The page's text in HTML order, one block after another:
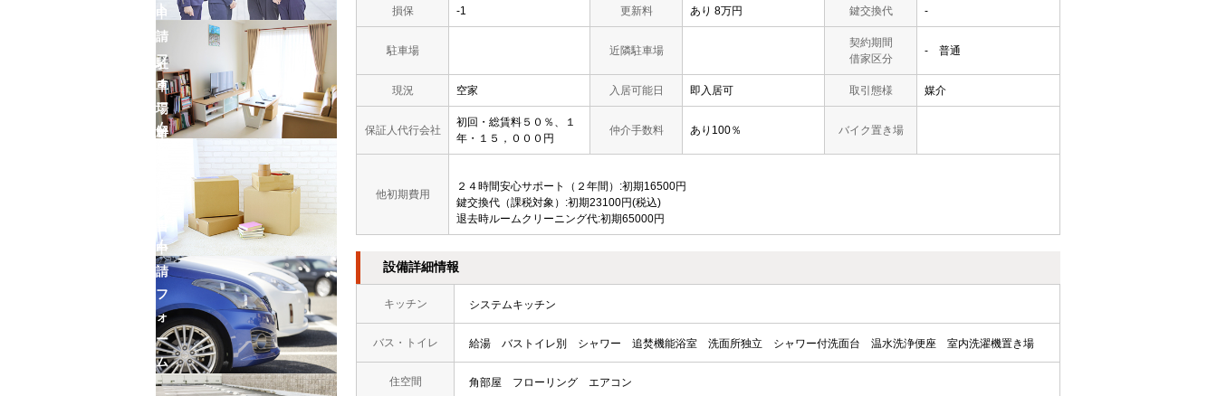
損保 -1 更新料 あり 8万円 鍵交換代 -
駐車場 近隣駐車場
契約期間
借家区分
- 普通
現況 空家 入居可能日 即入居可 取引態様 媒介
保証人代行会社
初回・総賃料５０％、１
年・１５，０００円
仲介手数料 あり100％ バイク置き場
他初期費用
２４時間安心サポート（２年間）:初期16500円
鍵交換代（課税対象）:初期23100円(税込)
退去時ルームクリーニング代:初期65000円
設備詳細情報
キッチン システムキッチン
バス・トイレ 給湯 バストイレ別 シャワー 追焚機能浴室 洗面所独立 シャワー付洗面台 温水洗浄便座 室内洗濯機置き場
住空間 角部屋 フローリング エアコン
ト
申
請
フ
ォ
ー
ム
駐
車
場
解
ム
車
申
請
フ
ォ
ー
ム